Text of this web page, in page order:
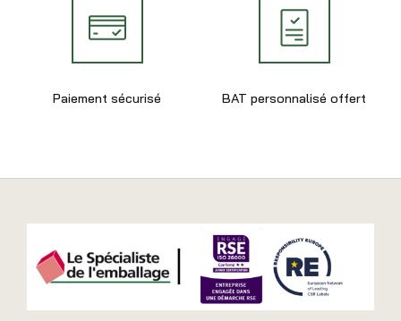
Paiement sécurisé BAT personnalisé offert